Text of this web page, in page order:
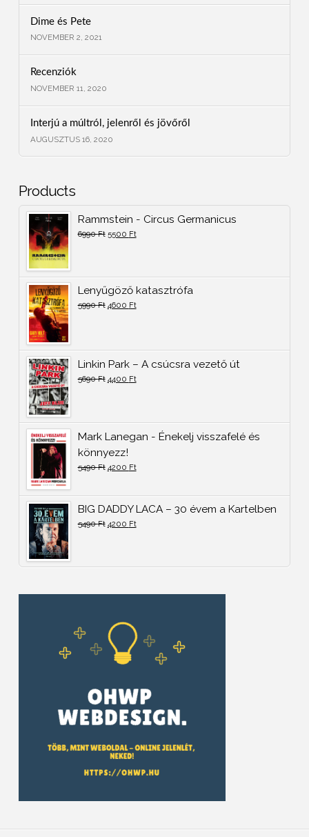
Dime és Pete
NOVEMBER 2, 2021
Recenziók
NOVEMBER 11, 2020
Interjú a múltról, jelenről és jövőről
AUGUSZTUS 16, 2020
Products
Rammstein - Circus Germanicus
6990Ft 5500 Ft
Lenyűgöző katasztrófa
5990Ft 4600 Ft
Linkin Park – A csúcsra vezető út
5690Ft 4400 Ft
Mark Lanegan - Énekelj visszafelé és
könnyezz!
5490Ft 4200 Ft
BIG DADDY LACA – 30 évem a Kartelben
5490Ft 4200 Ft